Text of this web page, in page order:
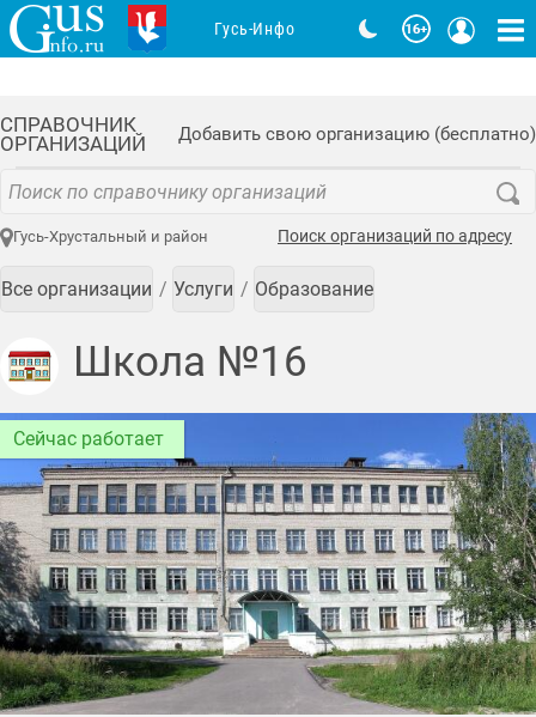
СПРАВОЧНИК
ОРГАНИЗАЦИЙ
Добавить свою организацию (бесплатно)
Гусь-Хрустальный и район Поиск организаций по адресу
Все организации Услуги Образование
Школа №16
Сейчас работает
Гусь-Инфо